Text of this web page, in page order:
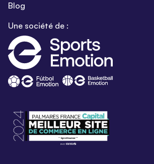
Blog
Une société de :